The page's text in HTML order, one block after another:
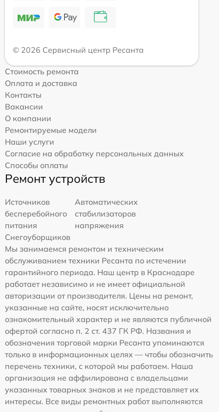
© 2026 Сервисный центр Ресанта
Стоимость ремонта
Оплата и доставка
Контакты
Вакансии
О компании
Ремонтируемые модели
Наши услуги
Согласие на обработку персональных данных
Способы оплаты
Ремонт устройств
Источников
бесперебойного
питания
Автоматических
стабилизаторов
напряжения
Снегоуборщиков
Мы занимаемся ремонтом и техническим
обслуживанием техники Ресанта по истечении
гарантийного периода. Наш центр в Краснодаре
работает независимо и не имеет официальной
авторизации от производителя. Цены на ремонт,
указанные на сайте, носят исключительно
ознакомительный характер и не являются публичной
офертой согласно п. 2 ст. 437 ГК РФ. Названия и
обозначения торговой марки Ресанта упоминаются
только в информационных целях — чтобы обозначить
перечень техники, с которой мы работаем. Наша
организация не аффилирована с владельцами
указанных товарных знаков и не представляет их
интересы. Все виды ремонтных работ выполняются